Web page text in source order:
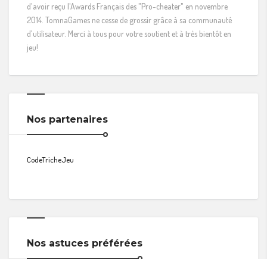
d'avoir reçu l'Awards Français des "Pro-cheater" en novembre
2014. TomnaGames ne cesse de grossir grâce à sa communauté
d'utilisateur. Merci à tous pour votre soutient et à très bientôt en
jeu!
Nos partenaires
CodeTricheJeu
Nos astuces préférées